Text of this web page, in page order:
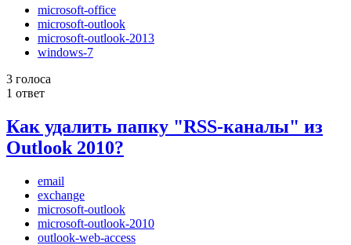
microsoft-office
microsoft-outlook
microsoft-outlook-2013
windows-7
3 голоса
1 ответ
Как удалить папку "RSS-каналы" из
Outlook 2010?
email
exchange
microsoft-outlook
microsoft-outlook-2010
outlook-web-access